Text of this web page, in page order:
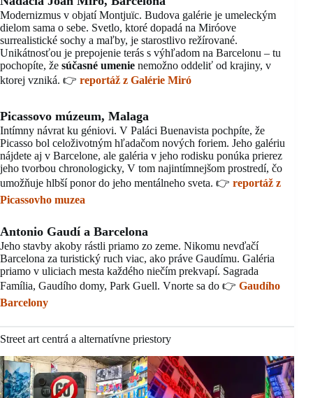
Modernizmus v objatí Montjuïc. Budova galérie je umeleckým
dielom sama o sebe. Svetlo, ktoré dopadá na Miróove
surrealistické sochy a maľby, je starostlivo režírované.
Unikátnosťou je prepojenie terás s výhľadom na Barcelonu – tu
pochopíte, že súčasné umenie nemožno oddeliť od krajiny, v
ktorej vzniká. 👉 reportáž z Galérie Miró
Picassovo múzeum, Malaga
Intímny návrat ku géniovi. V Paláci Buenavista pochpíte, že
Picasso bol celoživotným hľadačom nových foriem. Jeho galériu
nájdete aj v Barcelone, ale galéria v jeho rodisku ponúka prierez
jeho tvorbou chronologicky, V tom najintímnejšom prostredí, čo
umožňuje hlbší ponor do jeho mentálneho sveta. 👉 reportáž z
Picassovho muzea
Antonio Gaudí a Barcelona
Jeho stavby akoby rástli priamo zo zeme. Nikomu nevďačí
Barcelona za turistický ruch viac, ako práve Gaudímu. Galéria
priamo v uliciach mesta každého niečím prekvapí. Sagrada
Família, Gaudího domy, Park Guell. Vnorte sa do 👉 Gaudího
Barcelony
Street art centrá a alternatívne priestory